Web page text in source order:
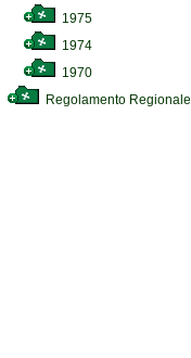
1975
1974
1970
Regolamento Regionale